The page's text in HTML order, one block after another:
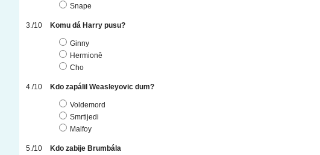
Snape
Komu dá Harry pusu?
Ginny
Hermioně
Cho
Kdo zapálil Weasleyovic dum?
Voldemord
Smrtijedi
Malfoy
Kdo zabije Brumbála